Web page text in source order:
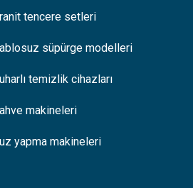
tencere setleri
süpürge modelleri
temizlik cihazları
makineleri
yapma makineleri